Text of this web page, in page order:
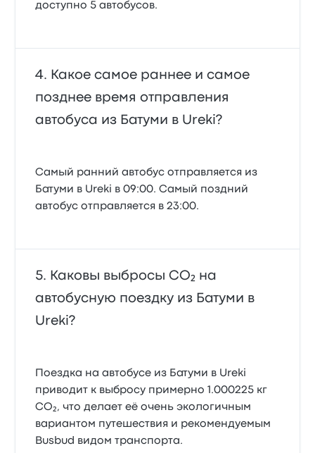
доступно 5 автобусов.
Какое самое раннее и самое
позднее время отправления
автобуса из Батуми в Ureki?
Самый ранний автобус отправляется из
Батуми в Ureki в 09:00. Самый поздний
автобус отправляется в 23:00.
Каковы выбросы CO₂ на
автобусную поездку из Батуми в
Ureki?
Поездка на автобусе из Батуми в Ureki
приводит к выбросу примерно 1.000225 кг
CO₂, что делает её очень экологичным
вариантом путешествия и рекомендуемым
Busbud видом транспорта.